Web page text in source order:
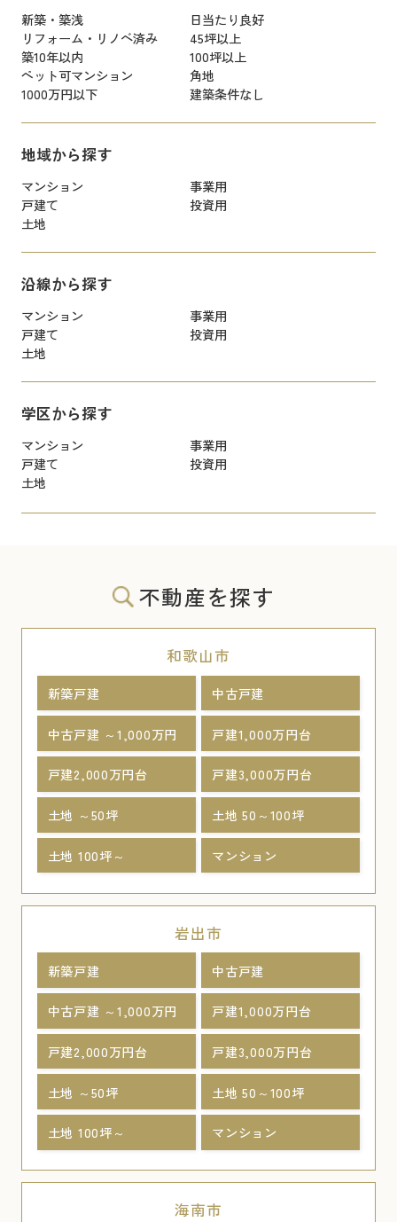
新築・築浅
日当たり良好
リフォーム・リノベ済み
45坪以上
築10年以内
100坪以上
ペット可マンション
角地
1000万円以下
建築条件なし
地域から探す
マンション
事業用
戸建て
投資用
土地
沿線から探す
マンション
事業用
戸建て
投資用
土地
学区から探す
マンション
事業用
戸建て
投資用
土地
不動産を探す
和歌山市
新築戸建 中古戸建
中古戸建 ～1,000万円 戸建1,000万円台
戸建2,000万円台 戸建3,000万円台
土地 ～50坪 土地 50～100坪
土地 100坪～ マンション
岩出市
新築戸建 中古戸建
中古戸建 ～1,000万円 戸建1,000万円台
戸建2,000万円台 戸建3,000万円台
土地 ～50坪 土地 50～100坪
土地 100坪～ マンション
海南市